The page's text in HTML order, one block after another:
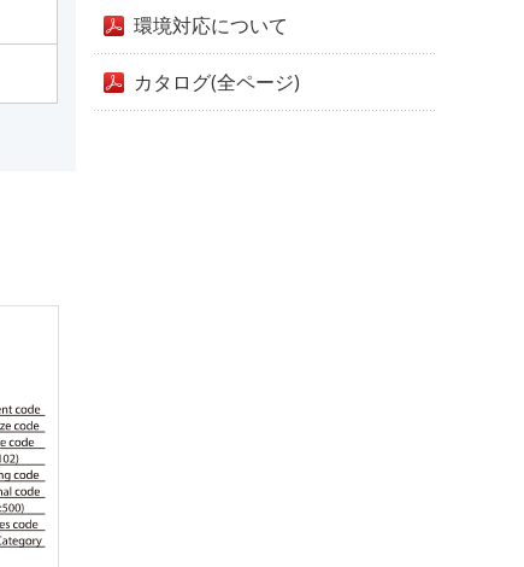
環境対応について
カタログ(全ページ)